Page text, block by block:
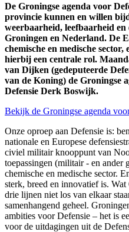
De Groningse agenda voor
provincie kunnen en willen
weerbaarheid, leefbaarheid
Groningen en Nederland. De
chemische en medische
hierbij een centrale rol.
van Dijken (gedeputeerde
van de Koning) de Groningse
Defensie Derk Boswijk.
Bekijk de Groningse agenda
Onze oproep aan Defensie is:
nationale en Europese
civiel militair knooppunt van
toepassingen (militair - en ander
chemische en medische sector.
sterk, breed en innovatief is.
drie lijnen niet los van elkaar
samenhangend geheel.
ambities voor Defensie – het is
voor de uitdagingen uit de